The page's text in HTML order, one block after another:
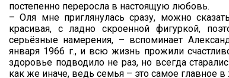
постепенно переросла в настоящую любовь.
– Оля мне приглянулась сразу, можно
красивая, с ладно скроенной фигуркой,
серьёзные намерения, – вспоминает
января 1966 г., и всю жизнь прожили
здоровье подводило не раз, но всегда
как же иначе, ведь семья – это самое главное в